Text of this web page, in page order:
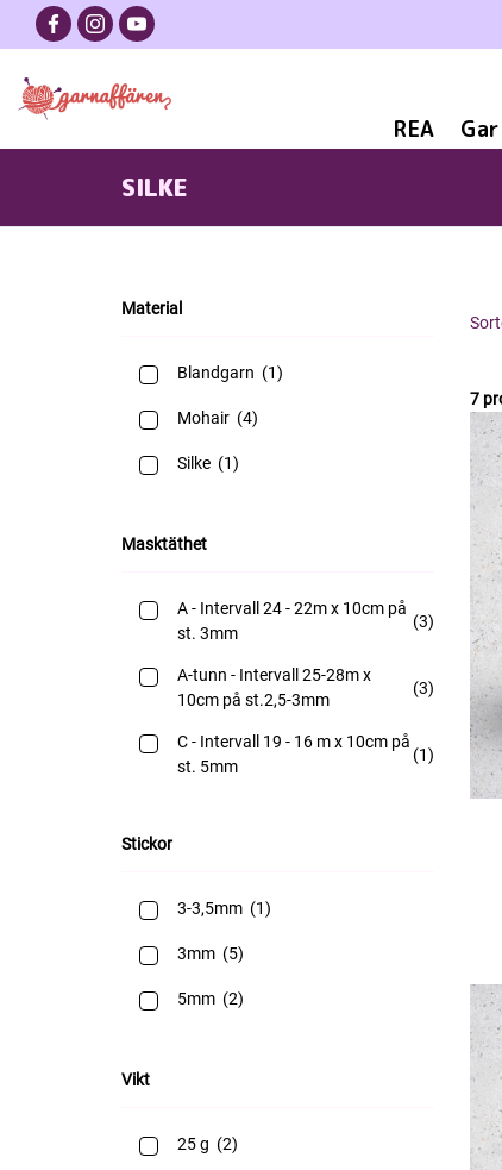
REA
SILKE
7
Material
Blandgarn (1)
Mohair (4)
Silke (1)
Masktäthet
A - Intervall 24 - 22m x 10cm på
st. 3mm
(3)
A-tunn - Intervall 25-28m x
10cm på st.2,5-3mm
(3)
C - Intervall 19 - 16 m x 10cm på
st. 5mm
(1)
Stickor
3-3,5mm (1)
3mm (5)
5mm (2)
Vikt
25 g (2)